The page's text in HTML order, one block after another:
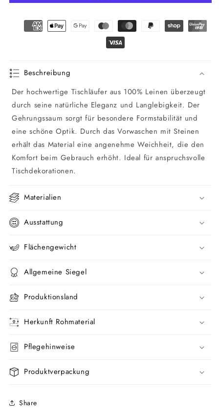
Beschreibung
Der hochwertige Tischläufer aus 100% Leinen überzeugt
durch seine natürliche Eleganz und Langlebigkeit. Der
Gehrungssaum sorgt für besondere Formstabilität und
eine schöne Optik. Durch das Vorwaschen mit Steinen
erhält das Material eine angenehme Weichheit, die den
Komfort beim Gebrauch erhöht. Ideal für anspruchsvolle
Tischdekorationen.
Materialien
Ausstattung
Flächengewicht
Allgemeine Siegel
Produktionsland
Herkunft Rohmaterial
Pflegehinweise
Produktverpackung
Share